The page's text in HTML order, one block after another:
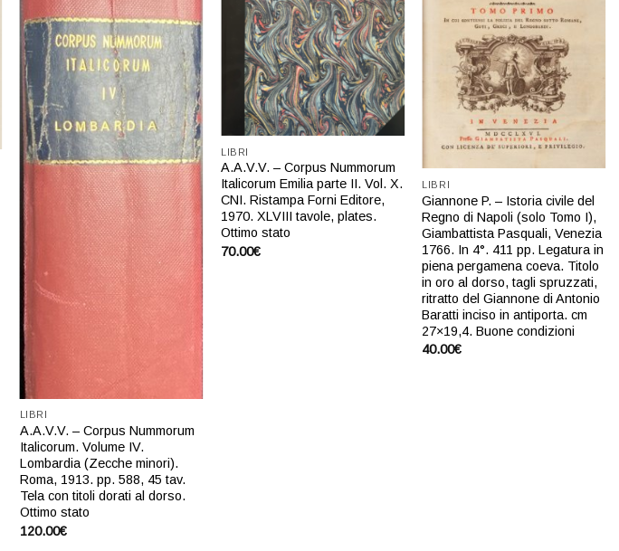
LIBRI
A.A.V.V. – Corpus Nummorum
Italicorum. Volume IV.
Lombardia (Zecche minori).
Roma, 1913. pp. 588, 45 tav.
Tela con titoli dorati al dorso.
Ottimo stato
120.00€
LIBRI
A.A.V.V. – Corpus Nummorum
Italicorum Emilia parte II. Vol. X.
CNI. Ristampa Forni Editore,
1970. XLVIII tavole, plates.
Ottimo stato
70.00€
LIBRI
Giannone P. – Istoria civile del
Regno di Napoli (solo Tomo I),
Giambattista Pasquali, Venezia
1766. In 4°. 411 pp. Legatura in
piena pergamena coeva. Titolo
in oro al dorso, tagli spruzzati,
ritratto del Giannone di Antonio
Baratti inciso in antiporta. cm
27×19,4. Buone condizioni
40.00€